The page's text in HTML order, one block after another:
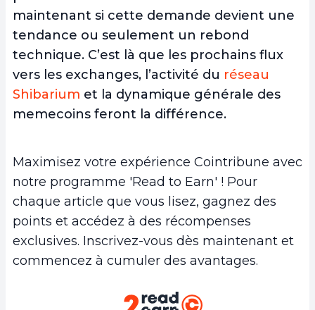
maintenant si cette demande devient une
tendance ou seulement un rebond
technique. C’est là que les prochains flux
vers les exchanges, l’activité du réseau
Shibarium et la dynamique générale des
memecoins feront la différence.
Maximisez votre expérience Cointribune avec
notre programme 'Read to Earn' ! Pour
chaque article que vous lisez, gagnez des
points et accédez à des récompenses
exclusives. Inscrivez-vous dès maintenant et
commencez à cumuler des avantages.